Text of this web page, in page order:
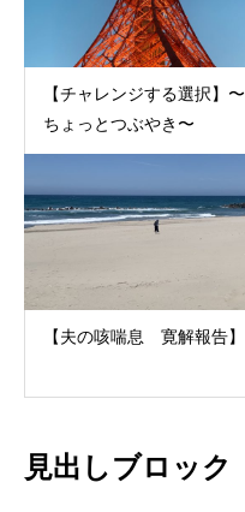
【チャレンジする選択】〜
ちょっとつぶやき〜
【夫の咳喘息 寛解報告】
見出しブロック